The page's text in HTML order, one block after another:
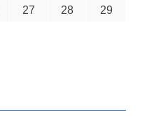
27 28
29